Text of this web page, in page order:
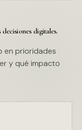
digitales.
en prioridades
y qué impacto